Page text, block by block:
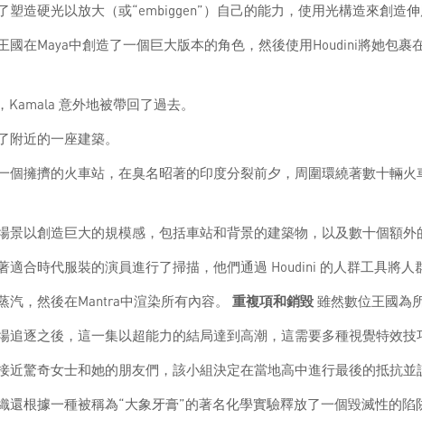
造硬光以放大（或“embiggen”）自己的能力，使用光構造來創造伸
在Maya中創造了一個巨大版本的角色，然後使用Houdini將她包裹
意外地被帶回了過去。
近的一座建築。
個擁擠的火車站，在臭名昭著的印度分裂前夕，周圍環繞著數十輛
以創造巨大的規模感，包括車站和背景的建築物，以及數十個額
合時代服裝的演員進行了掃描，他們通過 Houdini 的人群工具將人
，然後在Mantra中渲染所有內容。 重複項和銷毀 雖然數位王國為
逐之後，這一集以超能力的結局達到高潮，這需要多種視覺特效技
驚奇女士和她的朋友們，該小組決定在當地高中進行最後的抵抗並
根據一種被稱為“大象牙膏”的著名化學實驗釋放了一個毀滅性的陷